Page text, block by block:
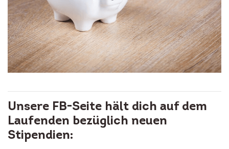
Unsere FB-Seite hält dich auf dem
Laufenden bezüglich neuen
Stipendien: